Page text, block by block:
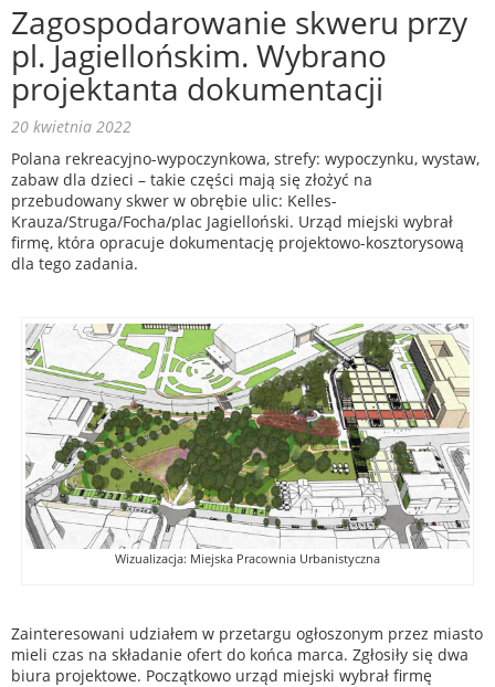
Zagospodarowanie skweru przy
pl. Jagiellońskim. Wybrano
projektanta dokumentacji
20 kwietnia 2022
Polana rekreacyjno-wypoczynkowa, strefy: wypoczynku, wystaw,
zabaw dla dzieci – takie części mają się złożyć na
przebudowany skwer w obrębie ulic: Kelles-
Krauza/Struga/Focha/plac Jagielloński. Urząd miejski wybrał
firmę, która opracuje dokumentację projektowo-kosztorysową
dla tego zadania.
Wizualizacja: Miejska Pracownia Urbanistyczna
Zainteresowani udziałem w przetargu ogłoszonym przez miasto
mieli czas na składanie ofert do końca marca. Zgłosiły się dwa
biura projektowe. Początkowo urząd miejski wybrał firmę